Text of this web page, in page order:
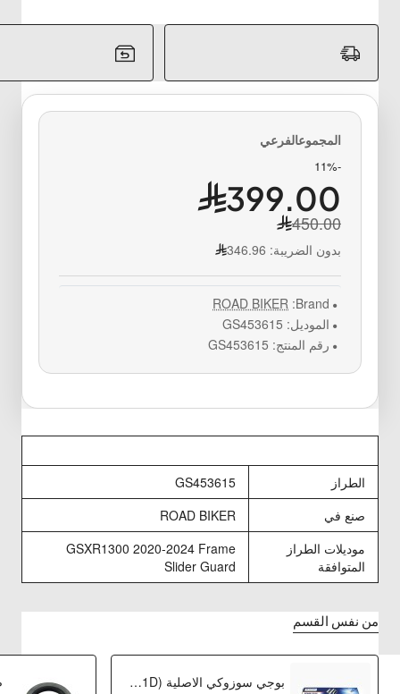
-11%
399.00
450.00
بدون الضريبة: 346.96
Brand:
ROAD BIKER
الموديل: GS453615
رقم المنتج: GS453615
الطراز
GS453615
صنع في
ROAD BIKER
موديلات الطراز
المتوافقة
GSXR1300 2020-2024 Frame
Slider Guard
من نفس القسم
بوجي سوزوكي الاصلية PLUG,SPARK(IU31D)